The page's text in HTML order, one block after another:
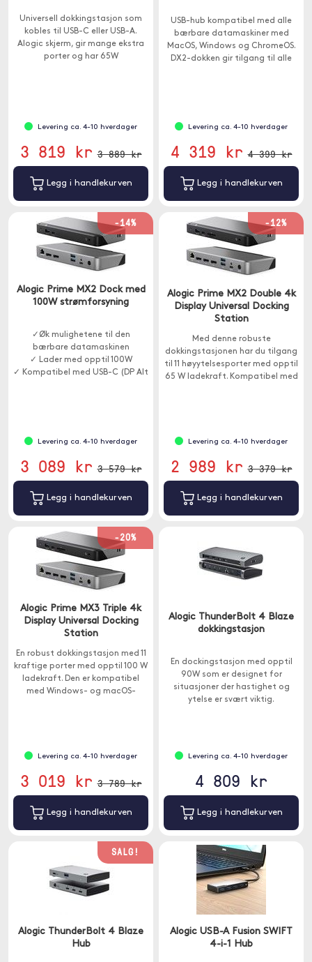
Universell dokkingstasjon som
kobles til USB-C eller USB-A.
Alogic skjerm, gir mange ekstra
porter og har 65W
Levering ca. 4-10 hverdager
3 819 kr 3 889 kr
Legg i handlekurven
USB-hub kompatibel med alle
bærbare datamaskiner med
MacOS, Windows og ChromeOS.
DX2-dokken gir tilgang til alle
Levering ca. 4-10 hverdager
4 319 kr 4 399 kr
Legg i handlekurven
-14%
Alogic Prime MX2 Dock med
100W strømforsyning
✓Øk mulighetene til den
bærbare datamaskinen
✓ Lader med opptil 100W
✓ Kompatibel med USB-C (DP Alt
Levering ca. 4-10 hverdager
3 089 kr 3 579 kr
Legg i handlekurven
-12%
Alogic Prime MX2 Double 4k
Display Universal Docking
Station
Med denne robuste
dokkingstasjonen har du tilgang
til 11 høyytelsesporter med opptil
65 W ladekraft. Kompatibel med
Levering ca. 4-10 hverdager
2 989 kr 3 379 kr
Legg i handlekurven
-20%
Alogic Prime MX3 Triple 4k
Display Universal Docking
Station
En robust dokkingstasjon med 11
kraftige porter med opptil 100 W
ladekraft. Den er kompatibel
med Windows- og macOS-
Levering ca. 4-10 hverdager
3 019 kr 3 789 kr
Legg i handlekurven
Alogic ThunderBolt 4 Blaze
dokkingstasjon
En dockingstasjon med opptil
90W som er designet for
situasjoner der hastighet og
ytelse er svært viktig.
Levering ca. 4-10 hverdager
4 809 kr
Legg i handlekurven
SALG!
Alogic ThunderBolt 4 Blaze
Hub
Alogic USB-A Fusion SWIFT
4-i-1 Hub